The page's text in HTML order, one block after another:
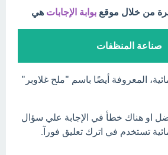
من خلال موقع بوابة الإجابات هي
صناعة المنظفات
المعروفة أيضًا باسم "ملح غلاوبر"
او هناك خطأ في الإجابة علي سؤال
تستخدم في اترك تعليق فورآ.